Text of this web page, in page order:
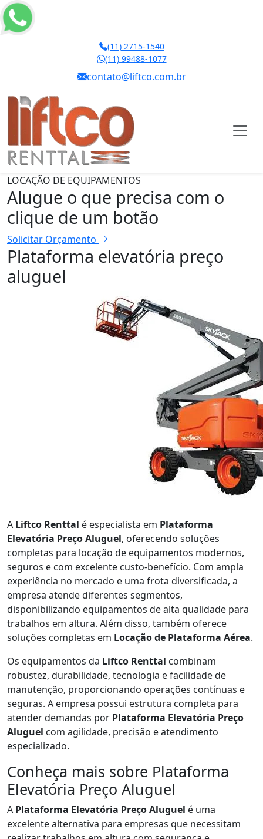
(11) 2715-1540
(11) 99488-1077
contato@liftco.com.br
LOCAÇÃO DE EQUIPAMENTOS
Alugue o que precisa com o
clique de um botão
Solicitar Orçamento
Plataforma elevatória preço
aluguel
A Liftco Renttal é especialista em Plataforma
Elevatória Preço Aluguel, oferecendo soluções
completas para locação de equipamentos modernos,
seguros e com excelente custo-benefício. Com ampla
experiência no mercado e uma frota diversificada, a
empresa atende diferentes segmentos,
disponibilizando equipamentos de alta qualidade para
trabalhos em altura. Além disso, também oferece
soluções completas em Locação de Plataforma Aérea.
Os equipamentos da Liftco Renttal combinam
robustez, durabilidade, tecnologia e facilidade de
manutenção, proporcionando operações contínuas e
seguras. A empresa possui estrutura completa para
atender demandas por Plataforma Elevatória Preço
Aluguel com agilidade, precisão e atendimento
especializado.
Conheça mais sobre Plataforma
Elevatória Preço Aluguel
A Plataforma Elevatória Preço Aluguel é uma
excelente alternativa para empresas que necessitam